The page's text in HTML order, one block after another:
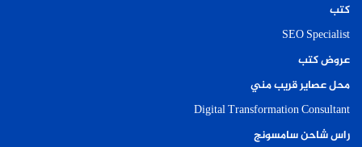
كتب
SEO Specialist
عروض كتب
محل عصاير قريب مني
Digital Transformation Consultant
راس شاحن سامسونج